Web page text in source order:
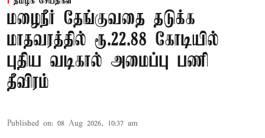
மழைநீர் தேங்குவதை தடுக்க
மாதவரத்தில் ரூ.22.88 கோடியில்
புதிய வடிகால் அமைப்பு பணி
தீவிரம்
Published on: 08 Aug 2026, 10:37 am